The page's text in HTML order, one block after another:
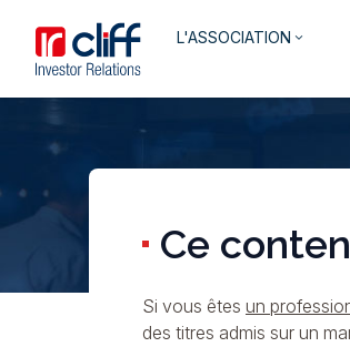
contenu
principal
Aller directement au contenu
Navigation
L'ASSOCIATION keyboard_arrow_down
Ce
Si vous êtes un
des titres admis sur un